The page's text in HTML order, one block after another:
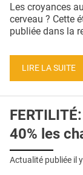
Les croyances
cerveau ? Cette
publiée dans la
LIRE LA SUITE
40% les
Actualité publiée il